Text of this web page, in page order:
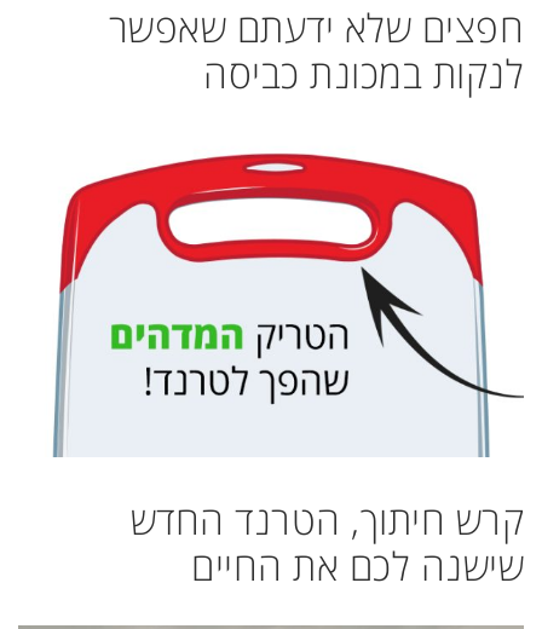
חפצים שלא ידעתם שאפשר
לנקות במכונת כביסה
קרש חיתוך, הטרנד החדש
שישנה לכם את החיים